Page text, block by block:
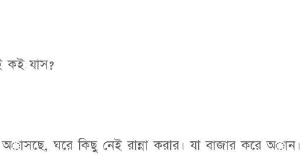
যাস?
অাসছে, ঘরে কিছু নেই রান্না করার। যা বাজার করে অান।